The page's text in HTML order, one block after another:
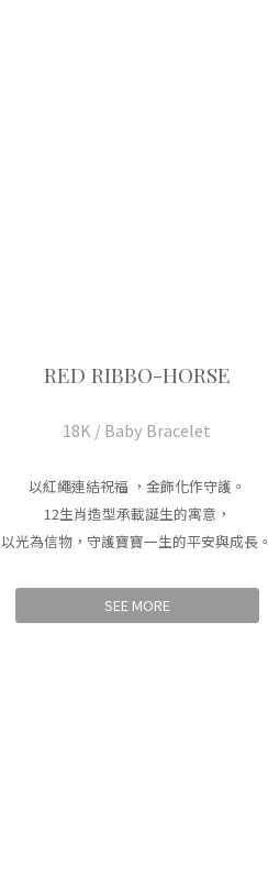
RED RIBBO-HORSE
18K / Baby Bracelet
以紅繩連結祝福 ，金飾化作守護。
12生肖造型承載誕生的寓意，
以光為信物，守護寶寶一生的平安與成長。
SEE MORE